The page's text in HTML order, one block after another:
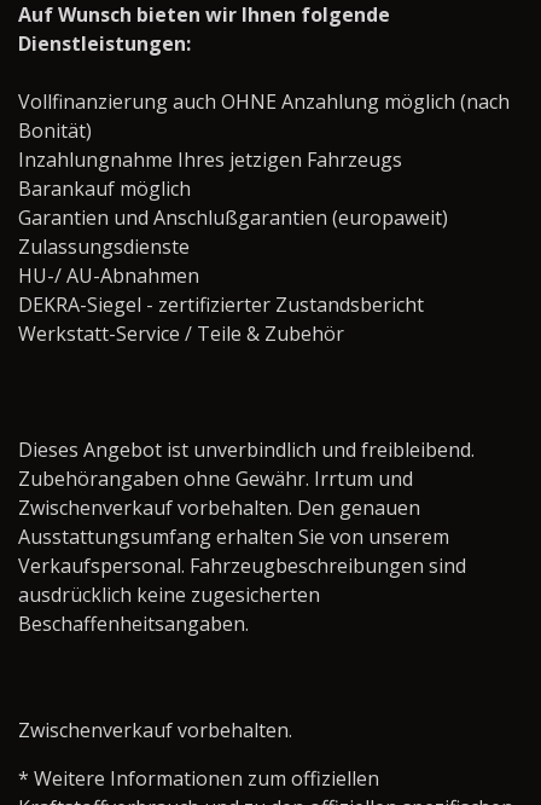
Auf Wunsch bieten wir Ihnen folgende
Dienstleistungen:
Vollfinanzierung auch OHNE Anzahlung möglich (nach
Bonität)
Inzahlungnahme Ihres jetzigen Fahrzeugs
Barankauf möglich
Garantien und Anschlußgarantien (europaweit)
Zulassungsdienste
HU-/ AU-Abnahmen
DEKRA-Siegel - zertifizierter Zustandsbericht
Werkstatt-Service / Teile & Zubehör ­­­­­­­­­­­­­­­­
Dieses Angebot ist unverbindlich und freibleibend.
Zubehörangaben ohne Gewähr. Irrtum und
Zwischenverkauf vorbehalten. Den genauen
Ausstattungsumfang erhalten Sie von unserem
Verkaufspersonal. Fahrzeugbeschreibungen sind
ausdrücklich keine zugesicherten
Beschaffenheitsangaben.
Zwischenverkauf vorbehalten.
* Weitere Informationen zum offiziellen